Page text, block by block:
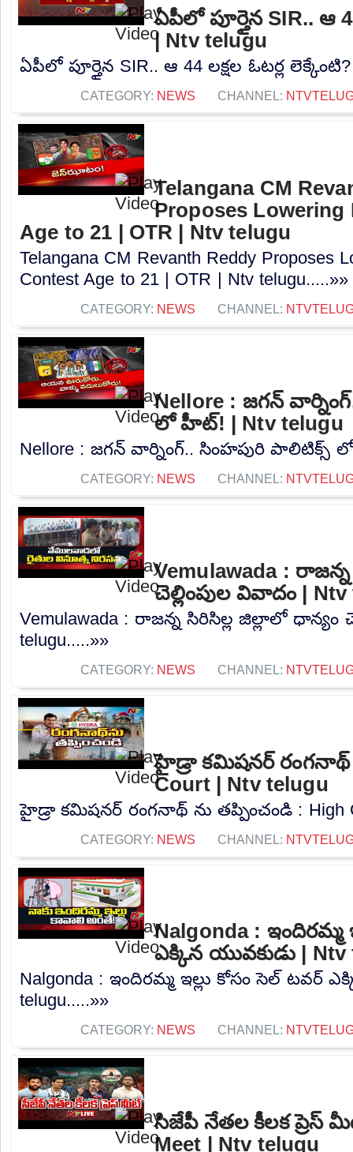
ఏపీలో పూర్తైన SIR.. ఆ
| Ntv telugu
ఏపీలో పూర్తైన SIR.. ఆ 44 లక్షల ఓటర్ల
CATEGORY: NEWS CHANNEL:
Telangana CM
Proposes Lowering
Age to 21 | OTR | Ntv telugu
Telangana CM Revanth Reddy Proposes
Contest Age to 21 | OTR | Ntv telugu.....»»
CATEGORY: NEWS CHANNEL:
Nellore : జగన్
లో హీట్! | Ntv telugu
Nellore : జగన్ వార్నింగ్.. సింహపురి పాలిటిక్స్
CATEGORY: NEWS CHANNEL:
Vemulawada :
చెల్లింపుల వివాదం |
Vemulawada : రాజన్న సిరిసిల్ల జిల్లాలో ధాన్యం
telugu.....»»
CATEGORY: NEWS CHANNEL:
హైడ్రా కమిషనర్ రంగనాథ్
Court | Ntv telugu
హైడ్రా కమిషనర్ రంగనాథ్ ను తప్పించండి : High
CATEGORY: NEWS CHANNEL:
Nalgonda : ఇందిరమ్మ
ఎక్కిన యువకుడు | Ntv
Nalgonda : ఇందిరమ్మ ఇల్లు కోసం సెల్ టవర్
telugu.....»»
CATEGORY: NEWS CHANNEL:
సిజేపీ నేతల కీలక ప్రెస్
Meet | Ntv telugu